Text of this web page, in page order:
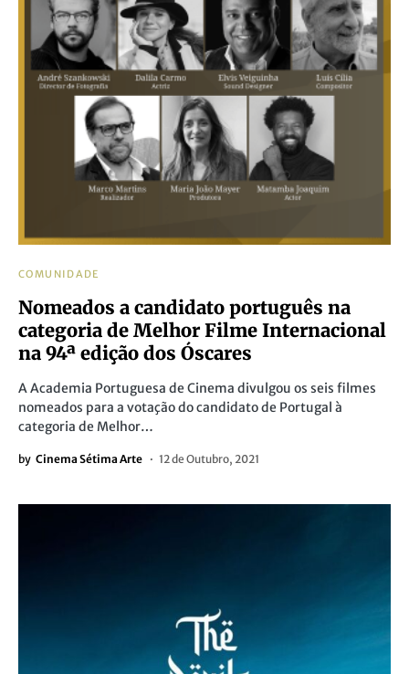
COMUNIDADE
Nomeados a candidato português na
categoria de Melhor Filme Internacional
na 94ª edição dos Óscares
A Academia Portuguesa de Cinema divulgou os seis filmes
nomeados para a votação do candidato de Portugal à
categoria de Melhor…
by Cinema Sétima Arte 12 de Outubro, 2021